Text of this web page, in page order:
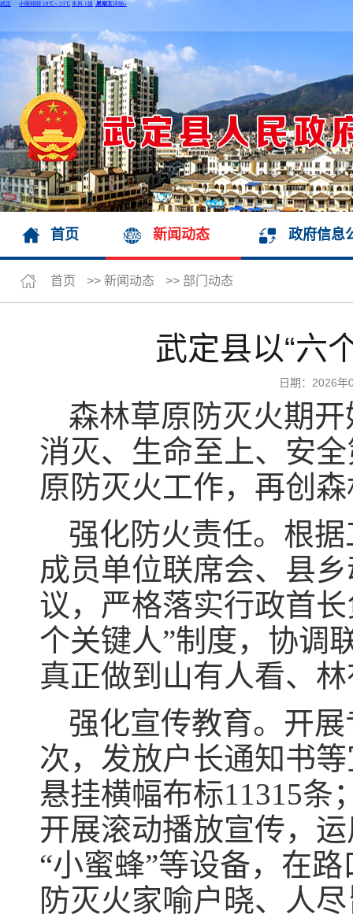
首页 新闻动态 政府信息
首页 >> 新闻动态 >> 部门动态
武定县以“六
日期：2026
森林草原防灭火期
消灭、生命至上、安
原防灭火工作，再创
强化防火责任。根
成员单位联席会、县
议，严格落实行政首
个关键人”制度，协调
真正做到山有人看、
强化宣传教育。开
次，发放户长通知书
悬挂横幅布标11315条
开展滚动播放宣传，
“小蜜蜂”等设备，在
防灭火家喻户晓、人